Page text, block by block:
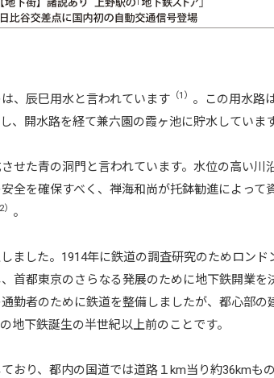
、辰巳用水と言われています （1） 。この用水路
、開水路を経て兼六園の霞ヶ池に貯水しています
せた青の洞門と言われています。水位の高い川
全を確保すべく、禅海和尚が托鉢勧進によって
） 。
ました。1914年に鉄道の調査研究のためロン
首都東京のさらなる発展のために地下鉄開業
勤者のために鉄道を整備しましたが、都心部の
地下鉄誕生の半世紀以上前のことです。
おり、都内の国道では道路１km当り約36kmも